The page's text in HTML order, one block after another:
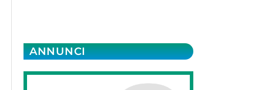
ANNUNCI